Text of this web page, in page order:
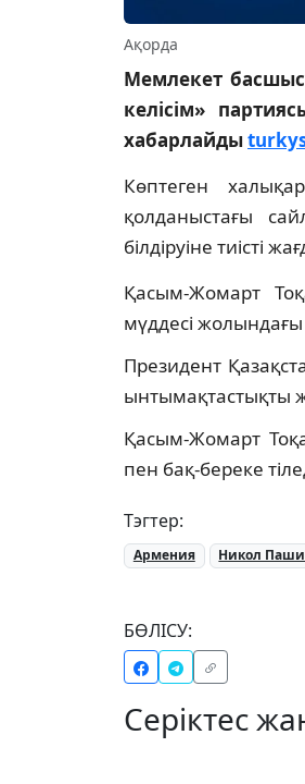
Ақорда
Мемлекет
келісім»
хабарлайды
Көптеген
қолданыстағы
білдіруіне тиісті
Қасым-Жомарт
мүддесі жолындағы
Президент
ынтымақтастықты
Қасым-Жомарт
пен бақ-береке
Тэгтер:
Армения Никол
БӨЛІСУ:
Серіктес